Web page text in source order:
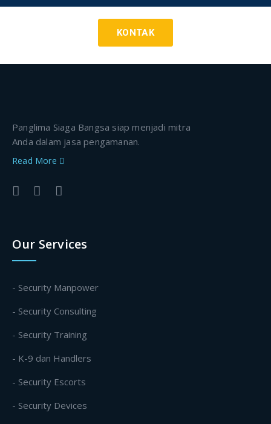
KONTAK
Panglima Siaga Bangsa siap menjadi mitra
Anda dalam jasa pengamanan.
Read More
Our Services
- Security Manpower
- Security Consulting
- Security Training
- K-9 dan Handlers
- Security Escorts
- Security Devices